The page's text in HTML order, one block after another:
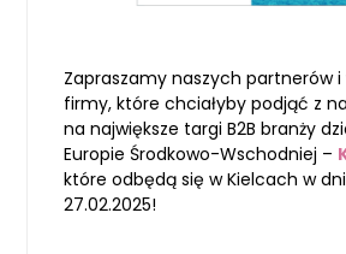
Zapraszamy naszych partnerów i
firmy, które chciałyby podjąć z
na największe targi B2B branży
Europie Środkowo-Wschodniej –
które odbędą się w Kielcach w
27.02.2025!